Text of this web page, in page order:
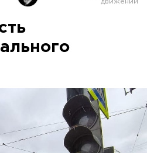
Оренбург